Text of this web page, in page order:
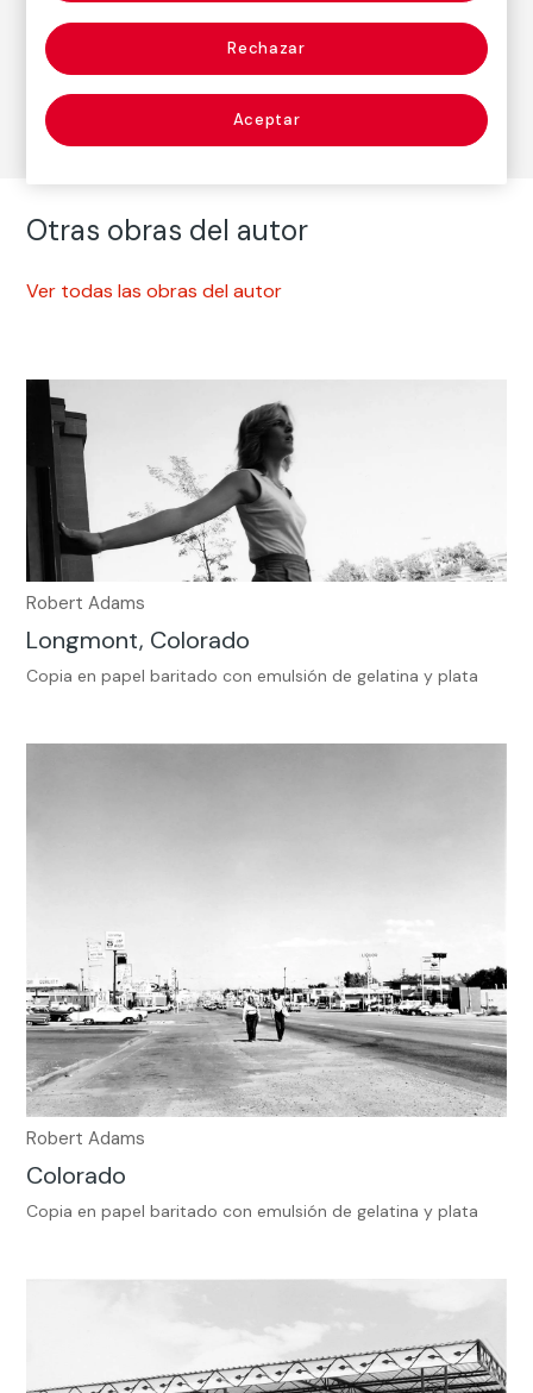
Nacimiento: Orange, Nueva Jersey, 1937
Fotografía
Otras obras del autor
Ver todas las obras del autor
Robert Adams
Longmont, Colorado
Copia en papel baritado con emulsión de gelatina y plata
Robert Adams
Colorado
Copia en papel baritado con emulsión de gelatina y plata
Rechazar
Aceptar